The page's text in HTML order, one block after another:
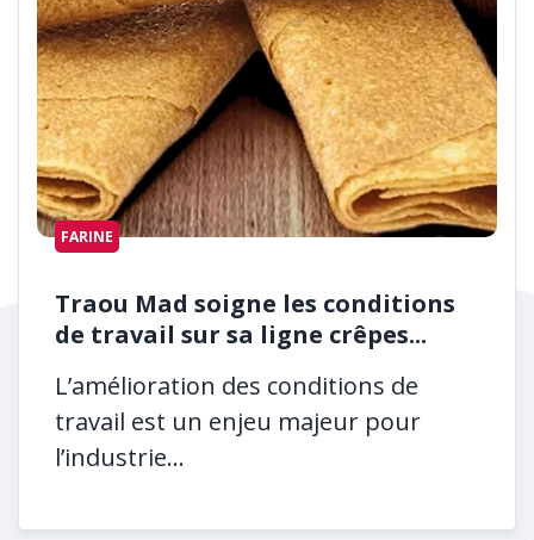
FARINE
Traou Mad soigne les conditions
de travail sur sa ligne crêpes...
L’amélioration des conditions de
travail est un enjeu majeur pour
l’industrie...